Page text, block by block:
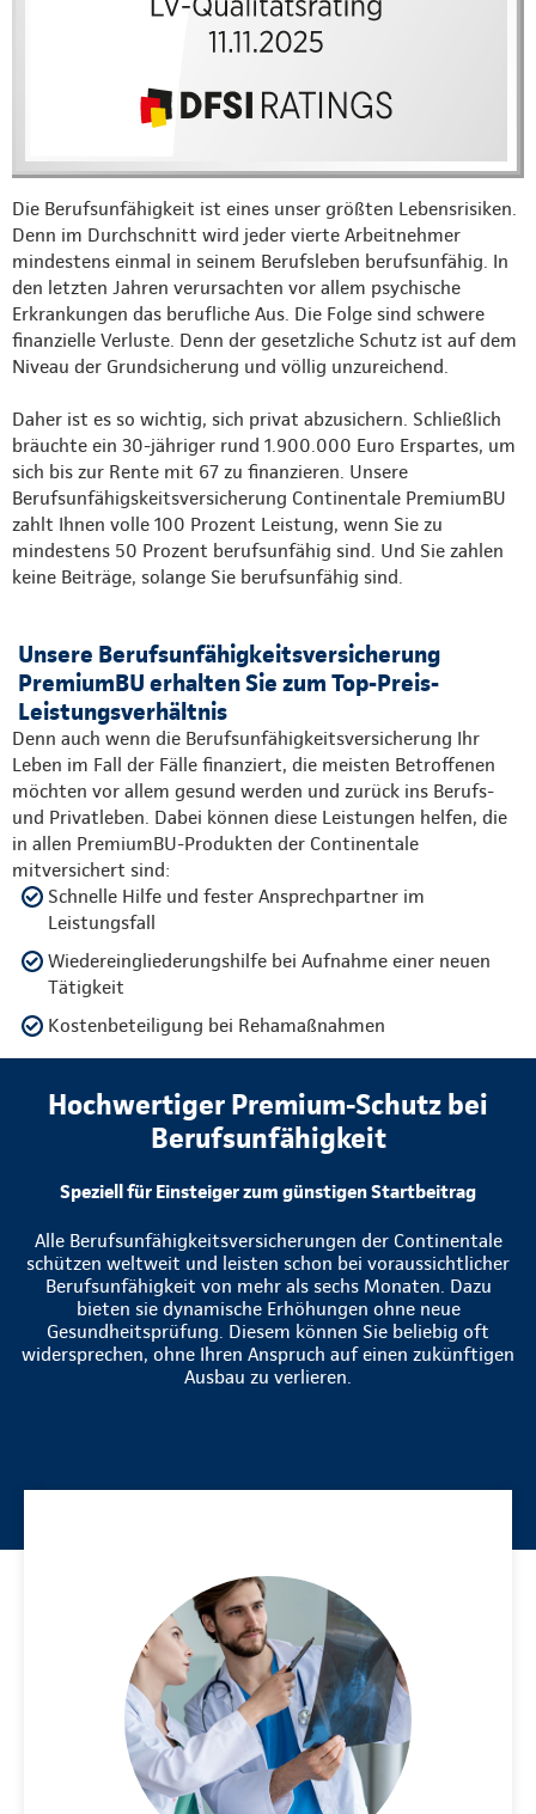
Die Berufsunfähigkeit ist eines unser größten Lebensrisiken.
Denn im Durchschnitt wird jeder vierte Arbeitnehmer
mindestens einmal in seinem Berufsleben berufsunfähig. In
den letzten Jahren verursachten vor allem psychische
Erkrankungen das berufliche Aus. Die Folge sind schwere
finanzielle Verluste. Denn der gesetzliche Schutz ist auf dem
Niveau der Grundsicherung und völlig unzureichend.
Daher ist es so wichtig, sich privat abzusichern. Schließlich
bräuchte ein 30-jähriger rund 1.900.000 Euro Erspartes, um
sich bis zur Rente mit 67 zu finanzieren. Unsere
Berufsunfähigskeitsversicherung Continentale PremiumBU
zahlt Ihnen volle 100 Prozent Leistung, wenn Sie zu
mindestens 50 Prozent berufsunfähig sind. Und Sie zahlen
keine Beiträge, solange Sie berufsunfähig sind.
Unsere Berufsunfähigkeitsversicherung
PremiumBU erhalten Sie zum Top-Preis-
Leistungsverhältnis
Denn auch wenn die Berufsunfähigkeitsversicherung Ihr
Leben im Fall der Fälle finanziert, die meisten Betroffenen
möchten vor allem gesund werden und zurück ins Berufs-
und Privatleben. Dabei können diese Leistungen helfen, die
in allen PremiumBU-Produkten der Continentale
mitversichert sind:
Schnelle Hilfe und fester Ansprechpartner im
Leistungsfall
Wiedereingliederungshilfe bei Aufnahme einer neuen
Tätigkeit
Kostenbeteiligung bei Rehamaßnahmen
Hochwertiger Premium-Schutz bei
Berufsunfähigkeit
Speziell für Einsteiger zum günstigen Startbeitrag
Alle Berufsunfähigkeitsversicherungen der Continentale
schützen weltweit und leisten schon bei voraussichtlicher
Berufsunfähigkeit von mehr als sechs Monaten. Dazu
bieten sie dynamische Erhöhungen ohne neue
Gesundheitsprüfung. Diesem können Sie beliebig oft
widersprechen, ohne Ihren Anspruch auf einen zukünftigen
Ausbau zu verlieren.